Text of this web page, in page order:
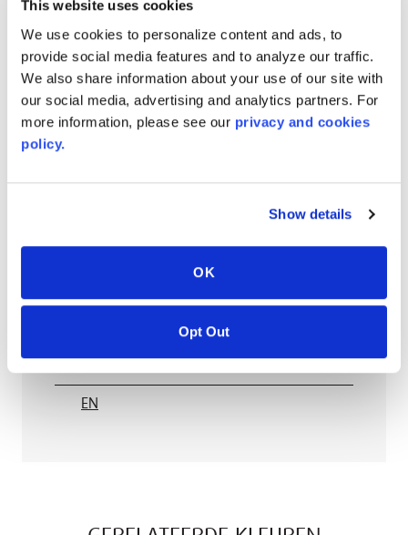
This website uses cookies
We use cookies to personalize content and ads, to
provide social media features and to analyze our traffic.
We also share information about your use of our site with
our social media, advertising and analytics partners. For
more information, please see our privacy and cookies
policy.
Show details
OK
Opt Out
AVONITE® 15 YEAR Warranty
PT #:110-118
DATUM GEPUBLICEERD
Warranty
EN